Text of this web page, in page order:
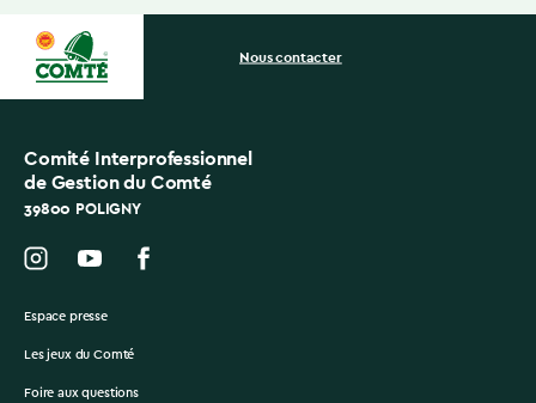
Comité Interprofessionnel
de Gestion du Comté
39800 POLIGNY
Nous contacter
Espace presse
Les jeux du Comté
Foire aux questions